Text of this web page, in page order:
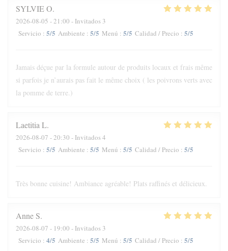
SYLVIEO
2026-08-05 - 21:00 - Invitados 3
Servicio : 5/5 Ambiente : 5/5 Menú : 5/5 Calidad / Precio : 5/5
Jamais déçue par la formule autour de produits locaux et frais même
si parfois je n’aurais pas fait le même choix ( les poivrons verts avec
la pomme de terre.)
Laetitia L
2026-08-07 - 20:30 - Invitados 4
Servicio : 5/5 Ambiente : 5/5 Menú : 5/5 Calidad / Precio : 5/5
Très bonne cuisine! Ambiance agréable! Plats raffinés et délicieux.
Anne S
2026-08-07 - 19:00 - Invitados 3
Servicio : 4/5 Ambiente : 5/5 Menú : 5/5 Calidad / Precio : 5/5